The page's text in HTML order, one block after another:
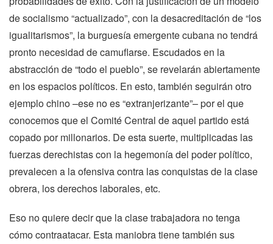
de socialismo “actualizado”, con la desacreditación de “los
igualitarismos”, la burguesía emergente cubana no tendrá
pronto necesidad de camuflarse. Escudados en la
abstracción de “todo el pueblo”, se revelarán abiertamente
en los espacios políticos. En esto, también seguirán otro
ejemplo chino –ese no es “extranjerizante”– por el que
conocemos que el Comité Central de aquel partido está
copado por millonarios. De esta suerte, multiplicadas las
fuerzas derechistas con la hegemonía del poder político,
prevalecen a la ofensiva contra las conquistas de la clase
obrera, los derechos laborales, etc.
Eso no quiere decir que la clase trabajadora no tenga
cómo contraatacar. Esta maniobra tiene también sus